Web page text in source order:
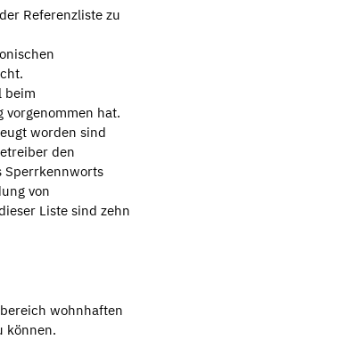
Referenzliste zu
beim
hat.
worden sind
den
Sperrkennworts
von
Liste sind zehn
wohnhaften
können.